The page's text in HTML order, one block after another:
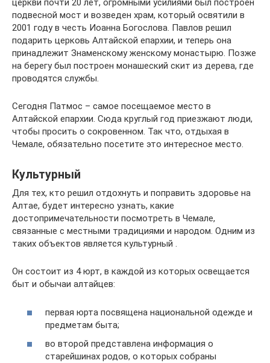
церкви почти 20 лет, огромными усилиями был построен
подвесной мост и возведен храм, который освятили в
2001 году в честь Иоанна Богослова. Павлов решил
подарить церковь Алтайской епархии, и теперь она
принадлежит Знаменскому женскому монастырю. Позже
на берегу был построен монашеский скит из дерева, где
проводятся службы.
Сегодня Патмос – самое посещаемое место в
Алтайской епархии. Сюда круглый год приезжают люди,
чтобы просить о сокровенном. Так что, отдыхая в
Чемале, обязательно посетите это интересное место.
Культурный
Для тех, кто решил отдохнуть и поправить здоровье на
Алтае, будет интересно узнать, какие
достопримечательности посмотреть в Чемале,
связанные с местными традициями и народом. Одним из
таких объектов является культурный .
Он состоит из 4 юрт, в каждой из которых освещается
быт и обычаи алтайцев:
первая юрта посвящена национальной одежде и
предметам быта;
во второй представлена информация о
старейшинах родов, о которых собраны